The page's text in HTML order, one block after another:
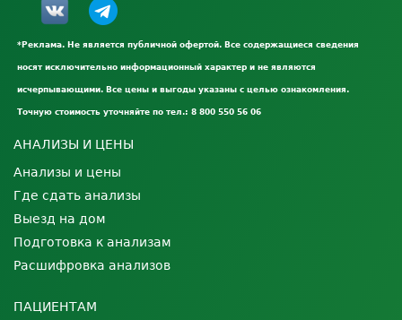
*Реклама. Не является публичной офертой. Все содержащиеся сведения
носят исключительно информационный характер и не являются
исчерпывающими. Все цены и выгоды указаны с целью ознакомления.
Точную стоимость уточняйте по тел.: 8 800 550 56 06
АНАЛИЗЫ И ЦЕНЫ
Анализы и цены
Где сдать анализы
Выезд на дом
Подготовка к анализам
Расшифровка анализов
ПАЦИЕНТАМ